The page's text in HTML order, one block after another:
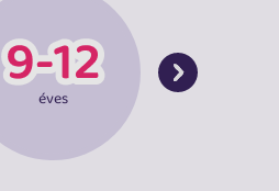
éves